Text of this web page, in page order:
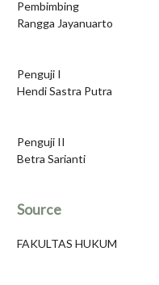
Pembimbing
Rangga Jayanuarto
Penguji I
Hendi Sastra Putra
Penguji II
Betra Sarianti
Source
FAKULTAS HUKUM